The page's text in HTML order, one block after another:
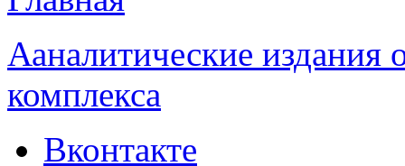
Ааналитические
комплекса
Вконтакте